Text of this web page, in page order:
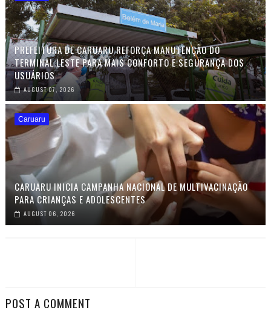
PREFEITURA DE CARUARU REFORÇA MANUTENÇÃO DO
TERMINAL LESTE PARA MAIS CONFORTO E SEGURANÇA DOS
USUÁRIOS
AUGUST 07, 2026
Caruaru
CARUARU INICIA CAMPANHA NACIONAL DE MULTIVACINAÇÃO
PARA CRIANÇAS E ADOLESCENTES
AUGUST 06, 2026
POST A COMMENT